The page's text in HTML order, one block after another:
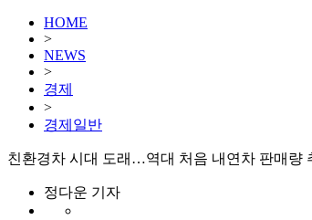
HOME
>
NEWS
>
경제
>
경제일반
친환경차 시대 도래…역대 처음 내연차 판매량
정다운 기자